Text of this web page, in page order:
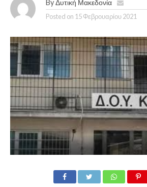
By Δυτική Μακεδονία
Posted on 15 Φεβρουαρίου 2021